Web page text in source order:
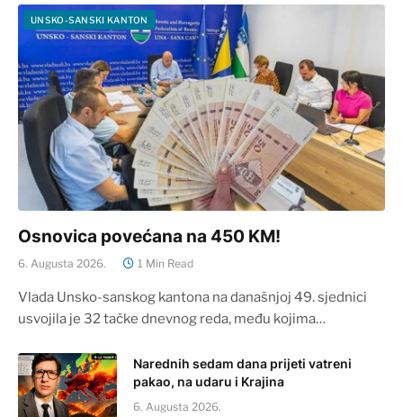
UNSKO-SANSKI KANTON
Osnovica povećana na 450 KM!
6. Augusta 2026. 1 Min Read
Vlada Unsko-sanskog kantona na današnjoj 49. sjednici
usvojila je 32 tačke dnevnog reda, među kojima…
Narednih sedam dana prijeti vatreni
pakao, na udaru i Krajina
6. Augusta 2026.